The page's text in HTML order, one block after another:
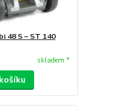
48 S – ST 140
skladem *